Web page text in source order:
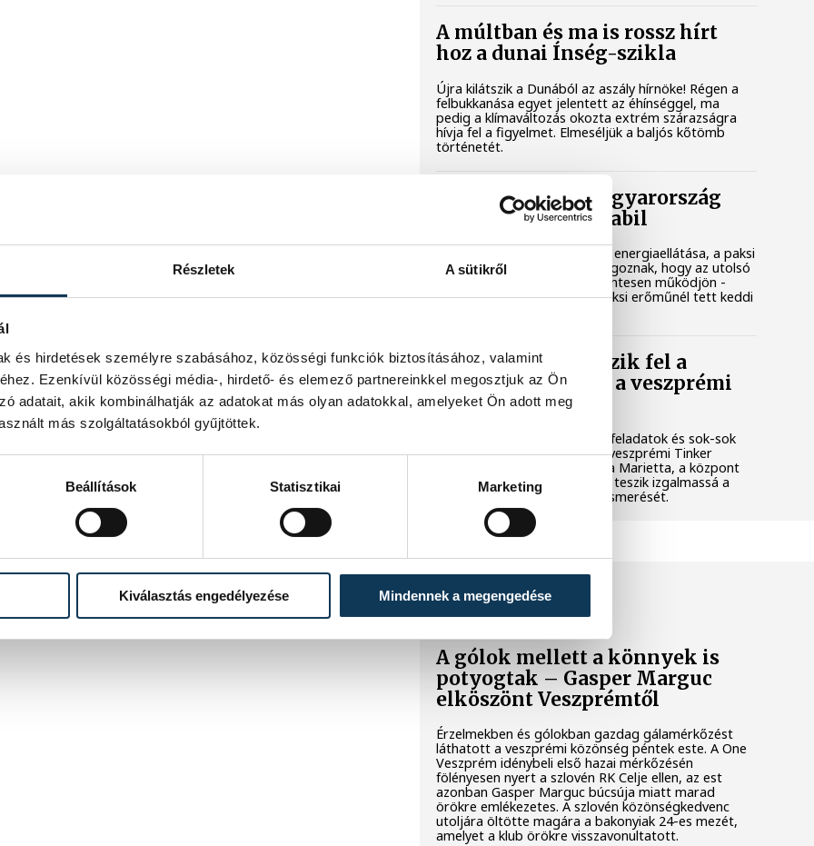
Részletek A sütikről
és hirdetések személyre szabásához, közösségi funkciók biztosításához, valamint
Ezenkívül közösségi média-, hirdető- és elemező partnereinkkel megosztjuk az Ön
adatait, akik kombinálhatják az adatokat más olyan adatokkal, amelyeket Ön adott meg
más szolgáltatásokból gyűjtöttek.
Beállítások Statisztikai Marketing
Kiválasztás engedélyezése Mindennek a megengedése
A múltban és ma is rossz hírt
hoz a dunai Ínség-szikla
Újra kilátszik a Dunából az aszály hírnöke! Régen a
felbukkanása egyet jelentett az éhínséggel, ma
pedig a klímaváltozás okozta extrém szárazságra
hívja fel a figyelmet. Elmeséljük a baljós kőtömb
történetét.
Magyar Péter: Magyarország
energiaellátása stabil
Jelenleg stabil Magyarország energiaellátása, a paksi
erőmű munkatársai azon dolgoznak, hogy az utolsó
még termelő turbina hibamentesen működjön -
közölte a miniszterelnök a paksi erőműnél tett keddi
Játék közben fedezik fel a
tudomány világát a veszprémi
gyerekek
Látványos kísérletek, kreatív feladatok és sok-sok
élmény várja a gyerekeket a veszprémi Tinker
Labsben. Videónkban Balassa Marietta, a központ
vezetője mutatja be, hogyan teszik izgalmassá a
természettudományok megismerését.
A gólok mellett a könnyek is
potyogtak – Gasper Marguc
elköszönt Veszprémtől
Érzelmekben és gólokban gazdag gálamérkőzést
láthatott a veszprémi közönség péntek este. A One
Veszprém idénybeli első hazai mérkőzésén
fölényesen nyert a szlovén RK Celje ellen, az est
azonban Gasper Marguc búcsúja miatt marad
örökre emlékezetes. A szlovén közönségkedvenc
utoljára öltötte magára a bakonyiak 24-es mezét,
amelyet a klub örökre visszavonultatott.